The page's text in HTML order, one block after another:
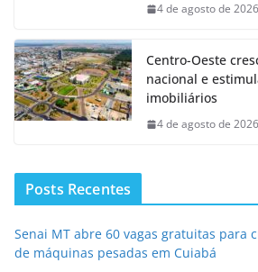
4 de agosto de 2026
Centro-Oeste
nacional e
imobiliários
4 de agosto de 2026
Posts Recentes
Senai MT abre 60 vagas gratuitas para
de máquinas pesadas em Cuiabá